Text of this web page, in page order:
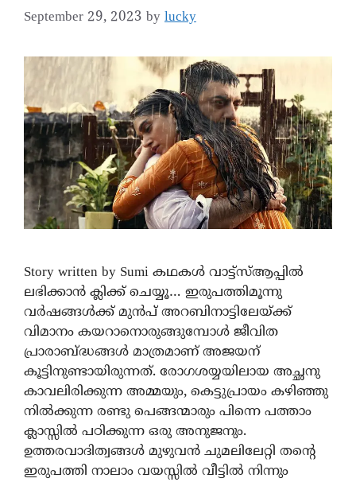
September 29, 2023 by lucky
Story written by Sumi കഥകൾ വാട്ട്സ്ആപ്പിൽ
ലഭിക്കാൻ ക്ലിക്ക് ചെയ്യൂ… ഇരുപത്തിമൂന്നു
വർഷങ്ങൾക്ക് മുൻപ് അറബിനാട്ടിലേയ്ക്ക്
വിമാനം കയറാനൊരുങ്ങുമ്പോൾ ജീവിത
പ്രാരാബ്ദ്ധങ്ങൾ മാത്രമാണ് അജയന്
കൂട്ടിനുണ്ടായിരുന്നത്. രോഗശയ്യയിലായ അച്ഛനു
കാവലിരിക്കുന്ന അമ്മയും, കെട്ടുപ്രായം കഴിഞ്ഞു
നിൽക്കുന്ന രണ്ടു പെങ്ങന്മാരും പിന്നെ പത്താം
ക്ലാസ്സിൽ പഠിക്കുന്ന ഒരു അനുജനും.
ഉത്തരവാദിത്വങ്ങൾ മുഴുവൻ ചുമലിലേറ്റി തന്റെ
ഇരുപത്തി നാലാം വയസ്സിൽ വീട്ടിൽ നിന്നും